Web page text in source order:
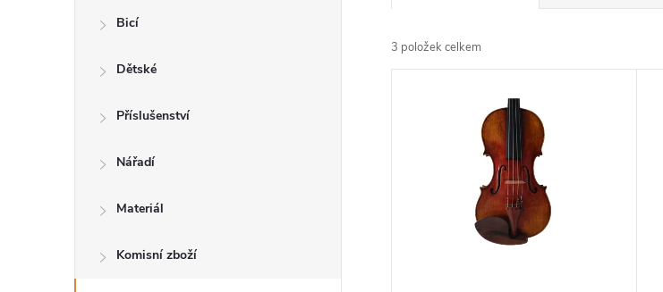
Bicí
Dětské
Příslušenství
Nářadí
Materiál
Komisní zboží
a
z
3 položek celkem